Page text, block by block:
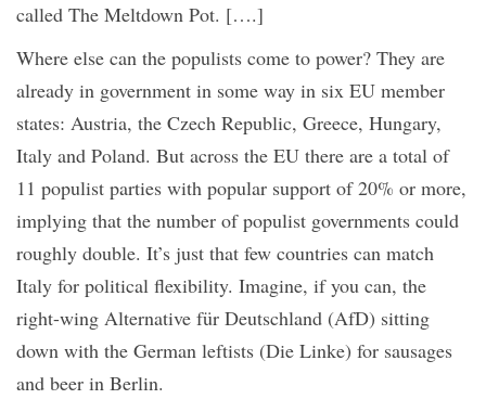
called The Meltdown Pot. [….]
Where else can the populists come to power? They are
already in government in some way in six EU member
states: Austria, the Czech Republic, Greece, Hungary,
Italy and Poland. But across the EU there are a total of
11 populist parties with popular support of 20% or more,
implying that the number of populist governments could
roughly double. It’s just that few countries can match
Italy for political flexibility. Imagine, if you can, the
right-wing Alternative für Deutschland (AfD) sitting
down with the German leftists (Die Linke) for sausages
and beer in Berlin.